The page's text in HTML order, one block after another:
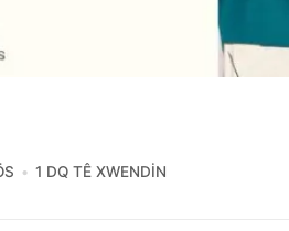
1 DQ TÊ XWENDIN